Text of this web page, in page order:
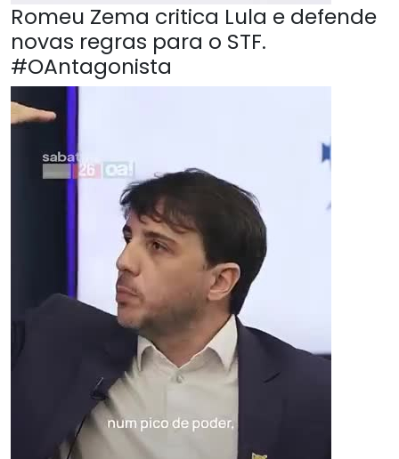
Romeu Zema critica Lula e defende
novas regras para o STF.
#OAntagonista